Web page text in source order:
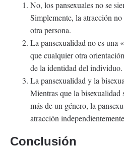
No, los pansexuales no se
Simplemente, la atracción no
otra persona.
La pansexualidad no es una
que cualquier otra
de la identidad del individuo.
La pansexualidad y la
Mientras que la bisexualidad
más de un género, la
atracción
Conclusión